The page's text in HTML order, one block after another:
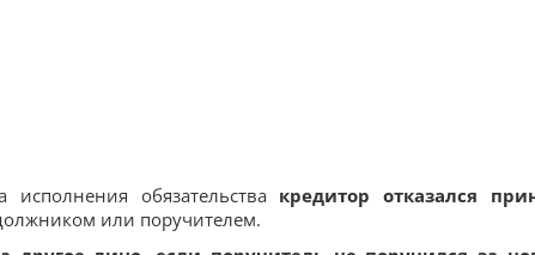
исполнения обязательства кредитор отказался
или поручителем.